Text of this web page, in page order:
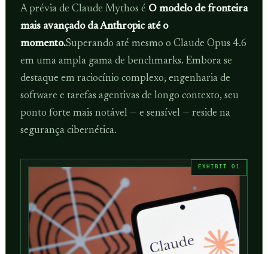
A prévia de Claude Mythos é O modelo de fronteira
mais avançado da Anthropic até o
momento.Superando até mesmo o Claude Opus 4.6
em uma ampla gama de benchmarks. Embora se
destaque em raciocínio complexo, engenharia de
software e tarefas agentivas de longo contexto, seu
ponto forte mais notável — e sensível — reside na
segurança cibernética.